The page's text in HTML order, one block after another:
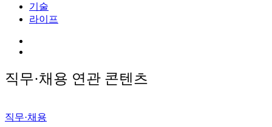
기술
라이프
직무·채용 연관 콘텐츠
직무·채용